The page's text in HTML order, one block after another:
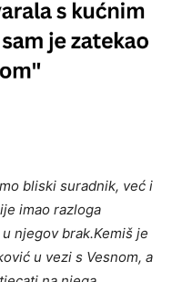
bliski suradnik, već i
imao razloga
njegov brak.Kemiš je
u vezi s Vesnom, a